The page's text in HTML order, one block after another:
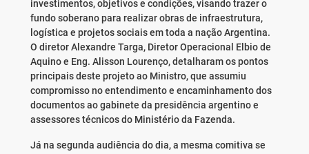
investimentos, objetivos e condições, visando trazer o
fundo soberano para realizar obras de infraestrutura,
logística e projetos sociais em toda a nação Argentina.
O diretor Alexandre Targa, Diretor Operacional Elbio de
Aquino e Eng. Alisson Lourenço, detalharam os pontos
principais deste projeto ao Ministro, que assumiu
compromisso no entendimento e encaminhamento dos
documentos ao gabinete da presidência argentino e
assessores técnicos do Ministério da Fazenda.
Já na segunda audiência do dia, a mesma comitiva se